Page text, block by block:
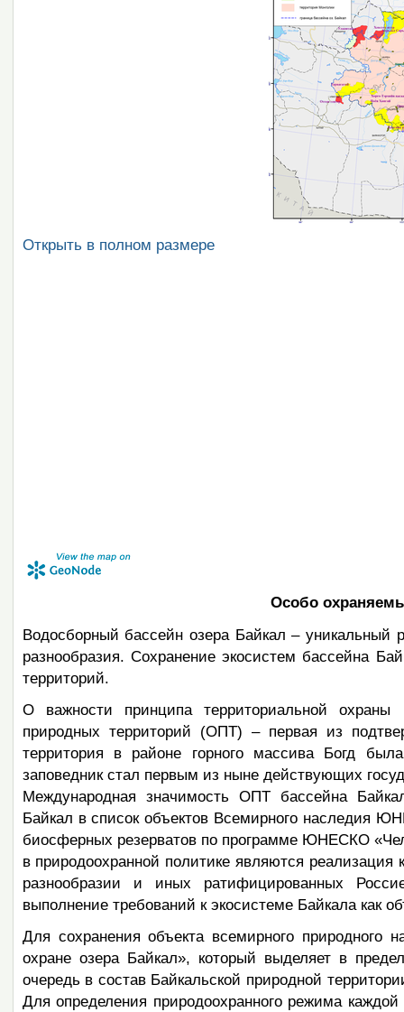
Открыть в полном размере
Особо
Водосборный бассейн озера Байкал – уникальный
разнообразия. Сохранение экосистем бассейна
территорий.
О важности принципа территориальной охраны
природных территорий (ОПТ) – первая из
территория в районе горного массива Богд
заповедник стал первым из ныне действующих
Международная значимость ОПТ бассейна
Байкал в список объектов Всемирного наследия
биосферных резерватов по программе ЮНЕСКО
в природоохранной политике являются реализация
разнообразии и иных ратифицированных
выполнение требований к экосистеме Байкала как
Для сохранения объекта всемирного
охране озера Байкал», который выделяет в
очередь в состав Байкальской природной
Для определения природоохранного режима